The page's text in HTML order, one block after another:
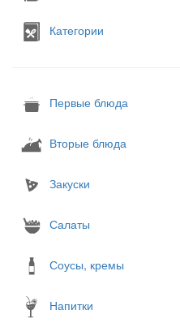
Категории
Первые блюда
Вторые блюда
Закуски
Салаты
Соусы, кремы
Напитки